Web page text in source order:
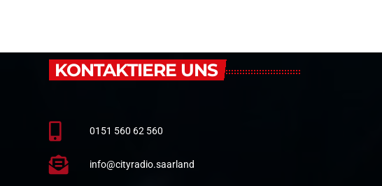
KONTAKTIERE UNS
0151 560 62 560
info@cityradio.saarland